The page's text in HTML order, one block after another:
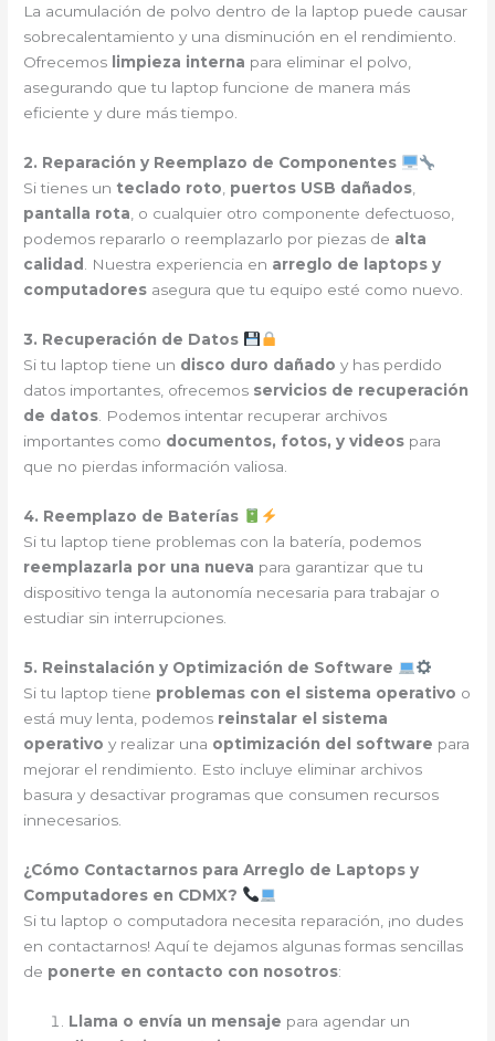
La acumulación de polvo dentro de la laptop puede causar
sobrecalentamiento y una disminución en el rendimiento.
Ofrecemos limpieza interna para eliminar el polvo,
asegurando que tu laptop funcione de manera más
eficiente y dure más tiempo.
2. Reparación y Reemplazo de Componentes
Si tienes un teclado roto, puertos USB dañados,
pantalla rota, o cualquier otro componente defectuoso,
podemos repararlo o reemplazarlo por piezas de alta
calidad . Nuestra experiencia en arreglo de laptops y
computadores asegura que tu equipo esté como nuevo.
3. Recuperación de Datos
Si tu laptop tiene un disco duro dañado y has perdido
datos importantes, ofrecemos servicios de recuperación
de datos . Podemos intentar recuperar archivos
importantes como documentos, fotos, y videos para
que no pierdas información valiosa.
4. Reemplazo de Baterías
Si tu laptop tiene problemas con la batería, podemos
reemplazarla por una nueva para garantizar que tu
dispositivo tenga la autonomía necesaria para trabajar o
estudiar sin interrupciones.
5. Reinstalación y Optimización de Software
Si tu laptop tiene problemas con el sistema operativo o
está muy lenta, podemos reinstalar el sistema
operativo y realizar una optimización del software para
mejorar el rendimiento. Esto incluye eliminar archivos
basura y desactivar programas que consumen recursos
innecesarios.
¿Cómo Contactarnos para Arreglo de Laptops y
Computadores en CDMX?
Si tu laptop o computadora necesita reparación, ¡no dudes
en contactarnos! Aquí te dejamos algunas formas sencillas
de ponerte en contacto con nosotros:
Llama o envía un mensaje para agendar un